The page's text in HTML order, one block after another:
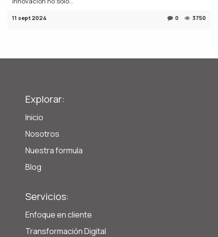
11 sept 2024 0 3750
Explorar:
Inicio
Nosotros
Nuestra formula
Blog
Servicios:
Enfoque en cliente
Transformación Digital